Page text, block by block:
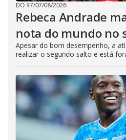
DO R7/07/08/2026
Rebeca Andrade
nota do mundo no
Apesar do bom desempenho, a
realizar o segundo salto e está